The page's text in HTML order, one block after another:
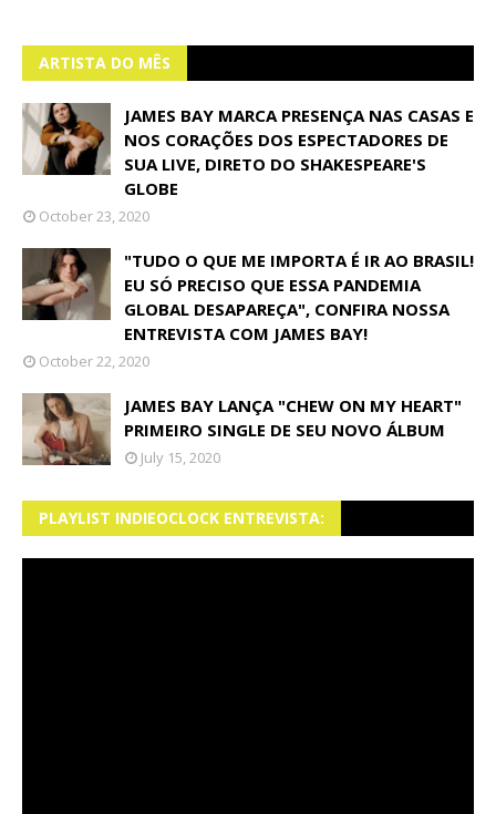
ARTISTA DO MÊS
JAMES BAY MARCA PRESENÇA NAS CASAS E
NOS CORAÇÕES DOS ESPECTADORES DE
SUA LIVE, DIRETO DO SHAKESPEARE'S
GLOBE
October 23, 2020
"TUDO O QUE ME IMPORTA É IR AO BRASIL!
EU SÓ PRECISO QUE ESSA PANDEMIA
GLOBAL DESAPAREÇA", CONFIRA NOSSA
ENTREVISTA COM JAMES BAY!
October 22, 2020
JAMES BAY LANÇA "CHEW ON MY HEART"
PRIMEIRO SINGLE DE SEU NOVO ÁLBUM
July 15, 2020
PLAYLIST INDIEOCLOCK ENTREVISTA: